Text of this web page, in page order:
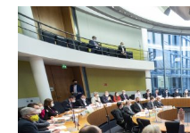
Inhaltskarousell
für
weitere
Inhalte
Inhaltskarussell
überspringen